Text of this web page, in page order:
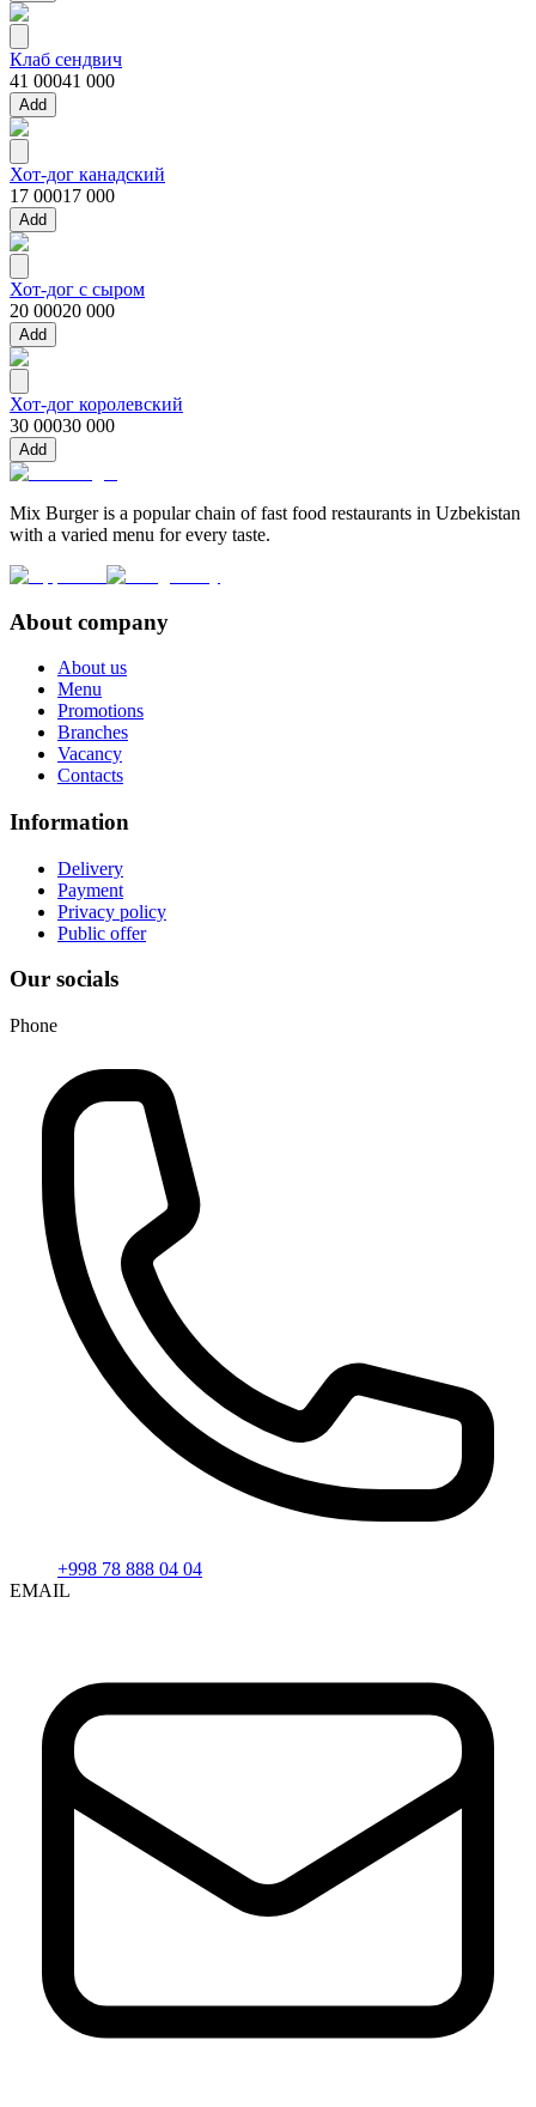
Клаб сендвич
41 00041 000
Add
Хот-дог канадский
17 00017 000
Add
Хот-дог с сыром
20 00020 000
Add
Хот-дог королевский
30 00030 000
Add
Mix Burger is a popular chain of fast food restaurants in Uzbekistan
with a varied menu for every taste.
About company
About us
Menu
Promotions
Branches
Vacancy
Contacts
Information
Delivery
Payment
Privacy policy
Public offer
Our socials
Phone
+998 78 888 04 04
EMAIL